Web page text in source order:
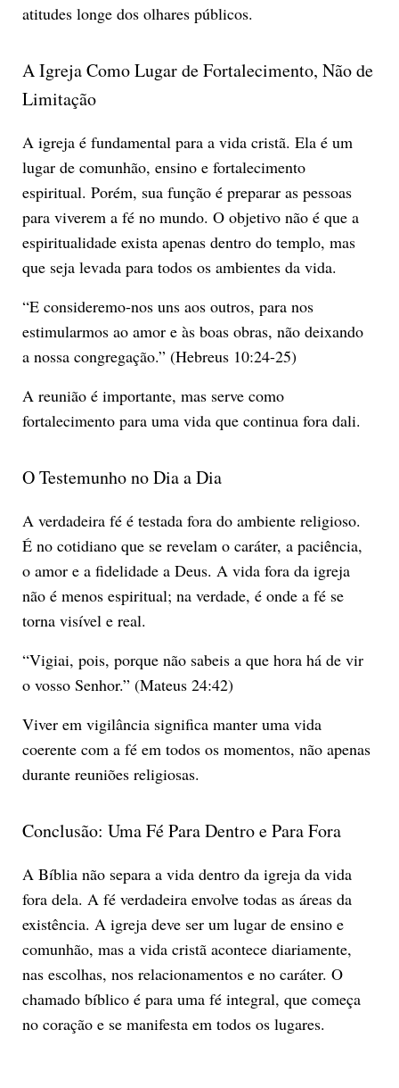
atitudes longe dos olhares públicos.
A Igreja Como Lugar de Fortalecimento, Não de
Limitação
A igreja é fundamental para a vida cristã. Ela é um
lugar de comunhão, ensino e fortalecimento
espiritual. Porém, sua função é preparar as pessoas
para viverem a fé no mundo. O objetivo não é que a
espiritualidade exista apenas dentro do templo, mas
que seja levada para todos os ambientes da vida.
“E consideremo-nos uns aos outros, para nos
estimularmos ao amor e às boas obras, não deixando
a nossa congregação.” (Hebreus 10:24-25)
A reunião é importante, mas serve como
fortalecimento para uma vida que continua fora dali.
O Testemunho no Dia a Dia
A verdadeira fé é testada fora do ambiente religioso.
É no cotidiano que se revelam o caráter, a paciência,
o amor e a fidelidade a Deus. A vida fora da igreja
não é menos espiritual; na verdade, é onde a fé se
torna visível e real.
“Vigiai, pois, porque não sabeis a que hora há de vir
o vosso Senhor.” (Mateus 24:42)
Viver em vigilância significa manter uma vida
coerente com a fé em todos os momentos, não apenas
durante reuniões religiosas.
Conclusão: Uma Fé Para Dentro e Para Fora
A Bíblia não separa a vida dentro da igreja da vida
fora dela. A fé verdadeira envolve todas as áreas da
existência. A igreja deve ser um lugar de ensino e
comunhão, mas a vida cristã acontece diariamente,
nas escolhas, nos relacionamentos e no caráter. O
chamado bíblico é para uma fé integral, que começa
no coração e se manifesta em todos os lugares.